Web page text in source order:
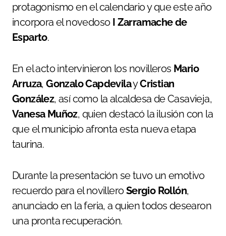
protagonismo en el calendario y que este año
incorpora el novedoso I Zarramache de
Esparto.
En el acto intervinieron los novilleros Mario
Arruza,Gonzalo CapdevilayCristian
González, así como la alcaldesa de Casavieja,
Vanesa Muñoz, quien destacó la ilusión con la
que el municipio afronta esta nueva etapa
taurina.
Durante la presentación se tuvo un emotivo
recuerdo para el novilleroSergio Rollón,
anunciado en la feria, a quien todos desearon
una pronta recuperación.